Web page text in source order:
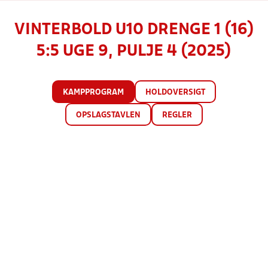
VINTERBOLD U10 DRENGE 1 (16)
5:5 UGE 9, PULJE 4 (2025)
KAMPPROGRAM HOLDOVERSIGT
OPSLAGSTAVLEN REGLER